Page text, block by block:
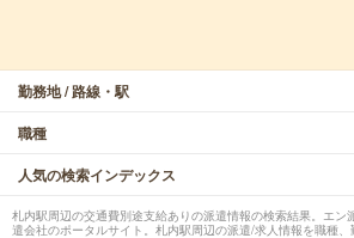
勤務地 / 路線・駅
職種
人気の検索インデックス
札内駅周辺の交通費別途支給ありの派遣情報の検索結果。エン
遣会社のポータルサイト。札内駅周辺の派遣/求人情報を職種